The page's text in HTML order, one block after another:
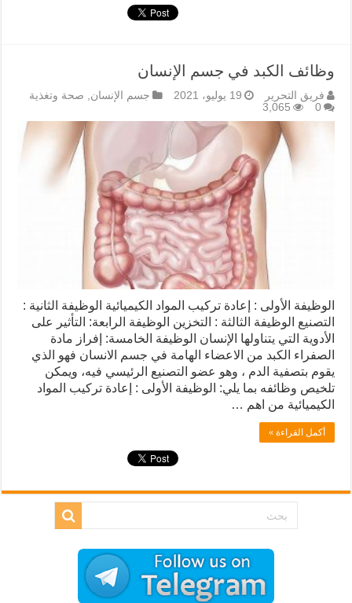
وظائف الكبد في جسم الإنسان
فريق التحرير 19 يوليو، 2021 جسم الإنسان
صحة وتغذية
0
3,065
الوظيفة الأولى : إعادة تركيب المواد الكيميائية الوظيفة الثانية :
التصنيع الوظيفة الثالثة : التخزين الوظيفة الرابعة: التأثير على
الأدوية التي يتناولها الإنسان الوظيفة الخامسة: إفراز مادة
الصفراء الكبد من الاعضاء الهامة في جسم الانسان فهو الذي
يقوم بتصفية الدم ، وهو عضو التصنيع الرئيسي فيه، ويمكن
تلخيص وظائفه بما يلي: الوظيفة الأولى : إعادة تركيب المواد
الكيميائية من اهم …
أكمل القراءة »